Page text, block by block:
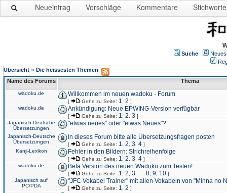
Neueintrag Vorschläge Kommentare Stichworte
Suche
Übersicht » Die heissesten Themen
Name des Forums
Thema
wadoku.de Willkommen im neuen wadoku - Forum
[ Gehe zu Seite: 1 2 ]
wadoku.de
Ankündigung: Neue EPWING-Version verfügbar
[ Gehe zu Seite: 1 2 3 ]
Japanisch-Deutsche
Übersetzungen
"etwas neues" oder "etwas Neues"?
Japanisch-Deutsche
Übersetzungen
In dieses Forum bitte alle Übersetzungsfragen posten
[ Gehe zu Seite: 1 2 3 4 ]
Kanji-Lexikon
Fehler in den Bildern: Strichreihenfolge
[ Gehe zu Seite: 1 2 3 4 ]
wadoku.de
Beta Version des neuen Wadoku zum Testen!
[ Gehe zu Seite: 1 2 3 8 9 10 ]
Japanisch auf
PC/PDA
"JFC Vokabel Trainer" mit allen Vokabeln von "Minna no
[ Gehe zu Seite: 1 2 ]